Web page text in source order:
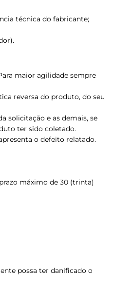
técnica do fabricante;
maior agilidade sempre
reversa do produto, do seu
solicitação e as demais, se
ter sido coletado.
o defeito relatado.
máximo de 30 (trinta)
possa ter danificado o